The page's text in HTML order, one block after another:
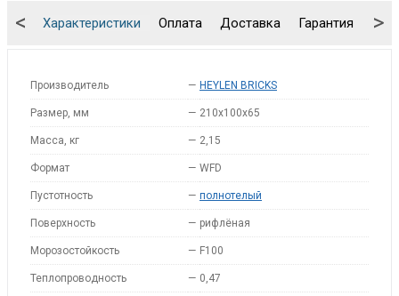
Характеристики Оплата Доставка Гарантия
< >
Производитель — HEYLEN BRICKS
Размер, мм — 210x100x65
Масса, кг — 2,15
Формат — WFD
Пустотность — полнотелый
Поверхность — рифлёная
Морозостойкость — F100
Теплопроводность — 0,47